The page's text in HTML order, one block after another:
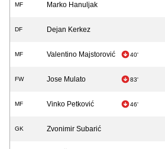
MF Marko Hanuljak
DF Dejan Kerkez
MF Valentino Majstorović 40'
FW Jose Mulato 83'
MF Vinko Petković 46'
GK Zvonimir Subarić